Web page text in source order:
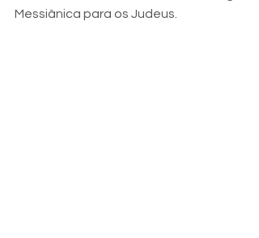
Messiânica para os Judeus.